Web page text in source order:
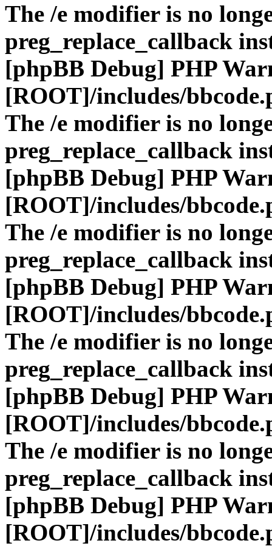
The /e modifier is no
preg_replace_callback
[phpBB Debug] PHP
[ROOT]/includes/
The /e modifier is no
preg_replace_callback
[phpBB Debug] PHP
[ROOT]/includes/
The /e modifier is no
preg_replace_callback
[phpBB Debug] PHP
[ROOT]/includes/
The /e modifier is no
preg_replace_callback
[phpBB Debug] PHP
[ROOT]/includes/
The /e modifier is no
preg_replace_callback
[phpBB Debug] PHP
[ROOT]/includes/